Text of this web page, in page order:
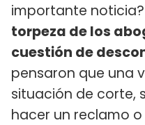
importante noticia?
torpeza de los
cuestión de
pensaron que una
situación de corte,
hacer un reclamo o